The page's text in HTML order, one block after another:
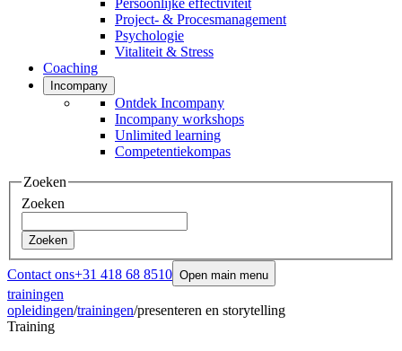
Persoonlijke effectiviteit
Project- & Procesmanagement
Psychologie
Vitaliteit & Stress
Coaching
Incompany
Ontdek Incompany
Incompany workshops
Unlimited learning
Competentiekompas
Zoeken
Zoeken
Zoeken
Contact ons+31 418 68 8510 Open main menu
trainingen
opleidingen/trainingen/presenteren en storytelling
Training